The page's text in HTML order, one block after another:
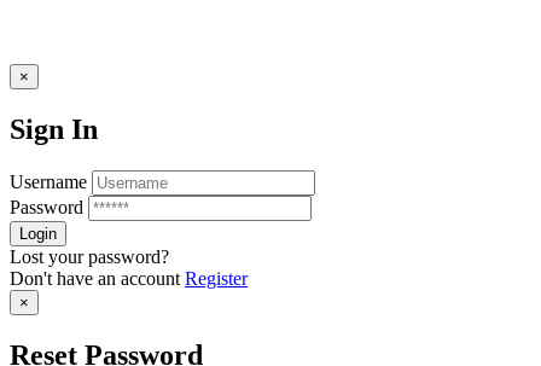
×
Sign In
Username
Password
Lost your password?
Don't have an account Register
×
Reset Password